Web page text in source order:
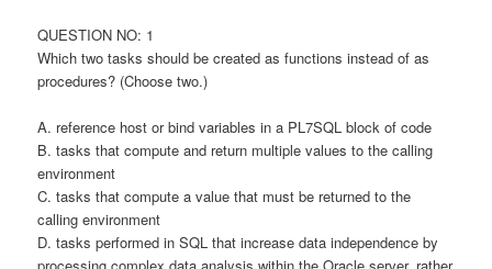
QUESTION NO: 1
Which two tasks should be created as functions instead of as
procedures? (Choose two.)
A. reference host or bind variables in a PL7SQL block of code
B. tasks that compute and return multiple values to the calling
environment
C. tasks that compute a value that must be returned to the
calling environment
D. tasks performed in SQL that increase data independence by